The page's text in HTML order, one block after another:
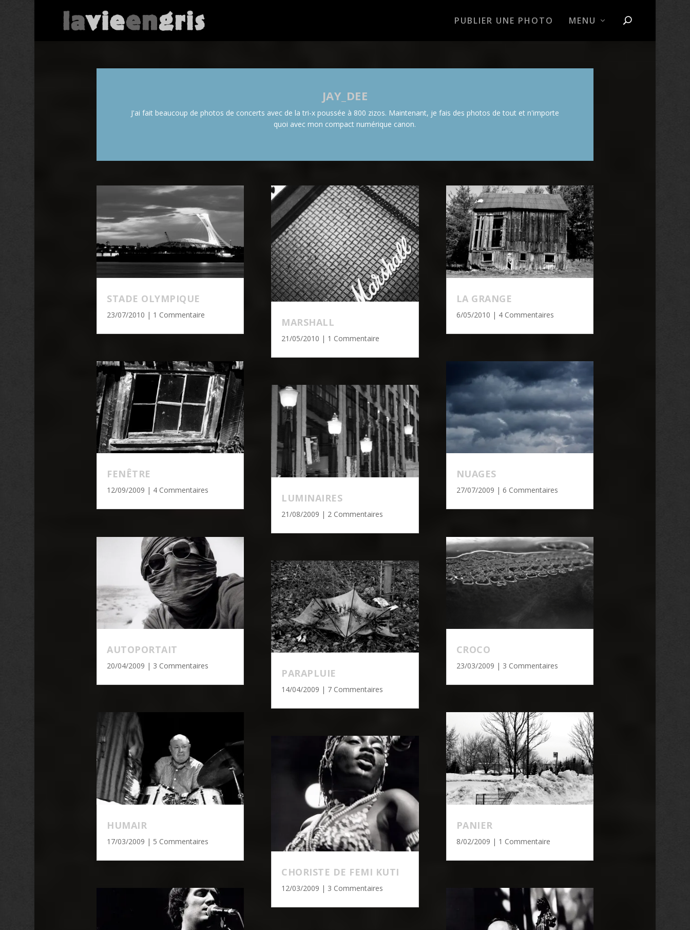
PUBLIER UNE PHOTO MENU
JAY_DEE
J'ai fait beaucoup de photos de concerts avec de la tri-x poussée à 800 zizos. Maintenant, je fais des photos de tout et n'importe
quoi avec mon compact numérique canon.
STADE OLYMPIQUE
23/07/2010 | 1 Commentaire
FENÊTRE
12/09/2009 | 4 Commentaires
AUTOPORTAIT
20/04/2009 | 3 Commentaires
HUMAIR
17/03/2009 | 5 Commentaires
MARSHALL
21/05/2010 | 1 Commentaire
LUMINAIRES
21/08/2009 | 2 Commentaires
PARAPLUIE
14/04/2009 | 7 Commentaires
CHORISTE DE FEMI KUTI
12/03/2009 | 3 Commentaires
LA GRANGE
6/05/2010 | 4 Commentaires
NUAGES
27/07/2009 | 6 Commentaires
CROCO
23/03/2009 | 3 Commentaires
PANIER
8/02/2009 | 1 Commentaire